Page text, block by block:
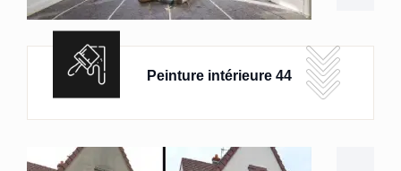
Peinture intérieure 44